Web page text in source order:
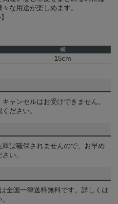
な用途が楽しめます。
横
15cm
ャンセルはお受けできません。
ださい。
は確保されませんので、お早め
い。
全国一律送料無料です。詳しくは